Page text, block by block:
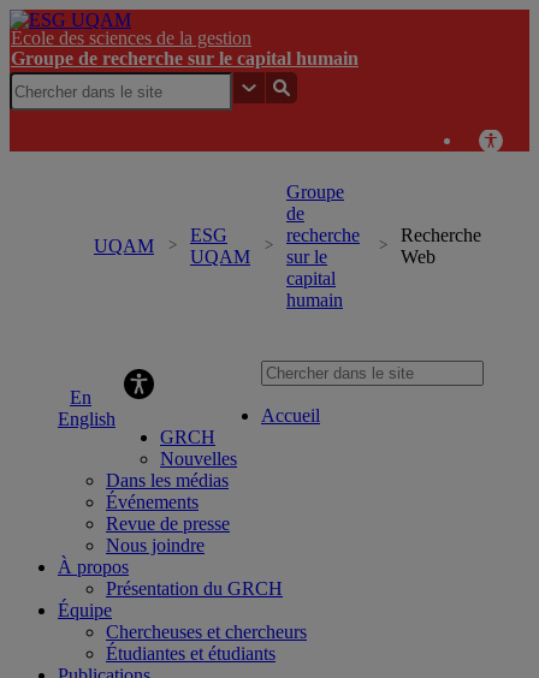
École des sciences de la gestion
Groupe de recherche sur le capital humain
UQAM
ESG
UQAM
Groupe
de
recherche
sur le
capital
humain
Recherche
Web
English
Accueil
GRCH
Nouvelles
Dans les médias
Événements
Revue de presse
Nous joindre
À propos
Présentation du GRCH
Équipe
Chercheuses et chercheurs
Étudiantes et étudiants